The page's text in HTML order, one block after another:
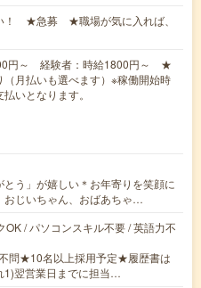
！ ★急募 ★職場が気に入れば、
円～ 経験者：時給1800円～ ★
（月払いも選べます）※稼働開始時
いとなります。
とう」が嬉しい＊お年寄りを笑顔に
おじいちゃん、おばあちゃ…
OK / パソコンスキル不要 / 英語力不
問★10名以上採用予定★履歴書は
翌営業日までに担当…